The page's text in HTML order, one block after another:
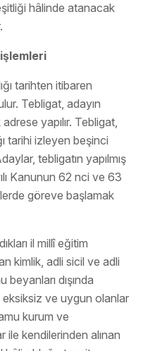
hâlinde atanacak
tarihten itibaren
Tebligat, adayın
yapılır. Tebligat,
tarihi izleyen beşinci
tebligatın yapılmış
Kanunun 62 nci ve 63
göreve başlamak
il millî eğitim
kimlik, adli sicil ve adli
dışında
ve uygun olanlar
kurum ve
ile kendilerinden alınan